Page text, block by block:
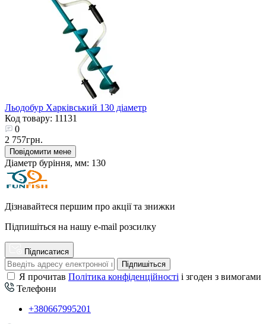
Льодобур Харківський 130 діаметр
Код товару: 11131
0
2 757грн.
Повідомити мене
Діаметр буріння, мм: 130
Дізнавайтеся першим про акції та знижки
Підпишіться на нашу e-mail розсилку
Підписатися
Підпишіться
Я прочитав Політика конфіденційності і згоден з вимогами
Телефони
+380667995201